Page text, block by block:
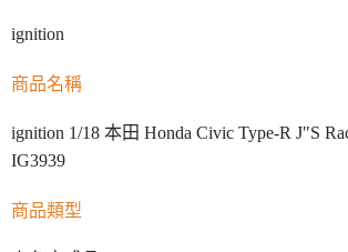
ignition
商品名稱
ignition 1/18 本田 Honda Civic Type-R J"S
IG3939
商品類型